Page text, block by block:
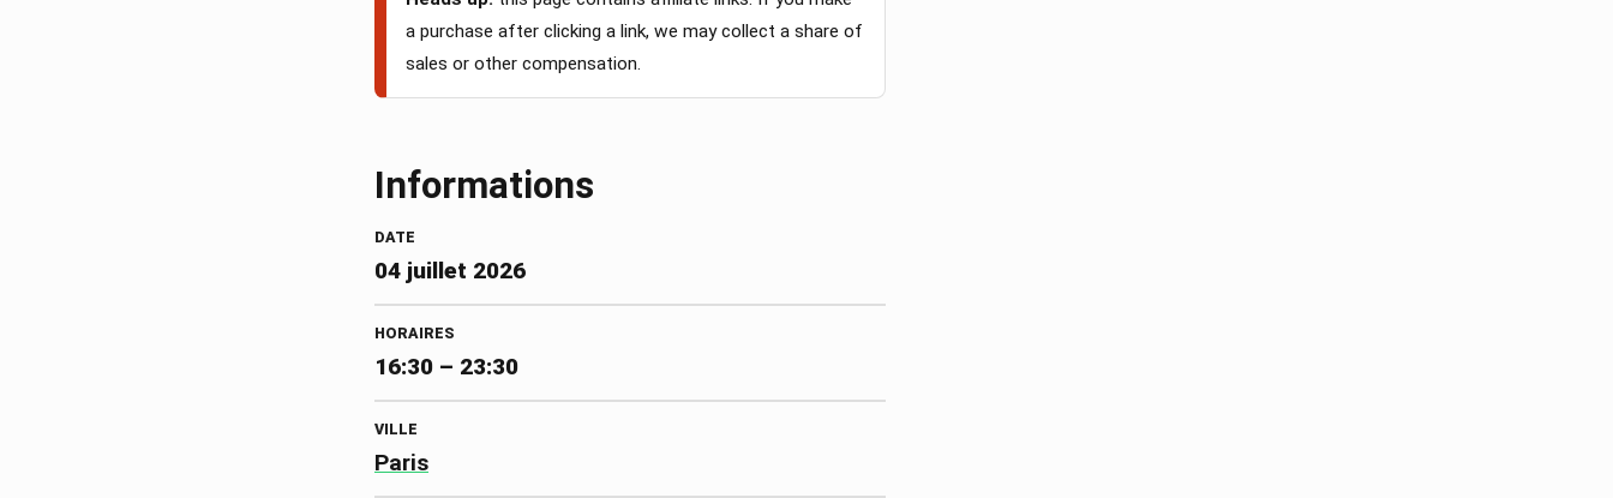
a purchase after clicking a link, we may collect a share of
sales or other compensation.
Informations
DATE
04 juillet 2026
HORAIRES
16:30 – 23:30
VILLE
Paris